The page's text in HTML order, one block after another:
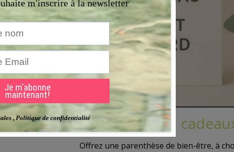
Bon
Offrez une parenthèse de bien-être, à